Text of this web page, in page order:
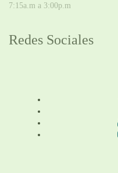
7:15a.m a 3:00p.m
Redes Sociales